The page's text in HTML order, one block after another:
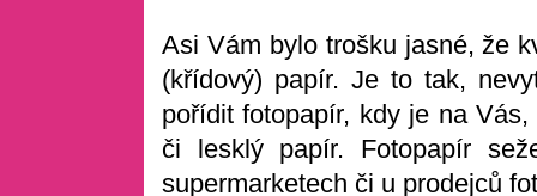
Asi Vám bylo trošku jasné, že
(křídový) papír. Je to tak,
pořídit fotopapír, kdy je na
či lesklý papír. Fotopapír
supermarketech či u prodejců